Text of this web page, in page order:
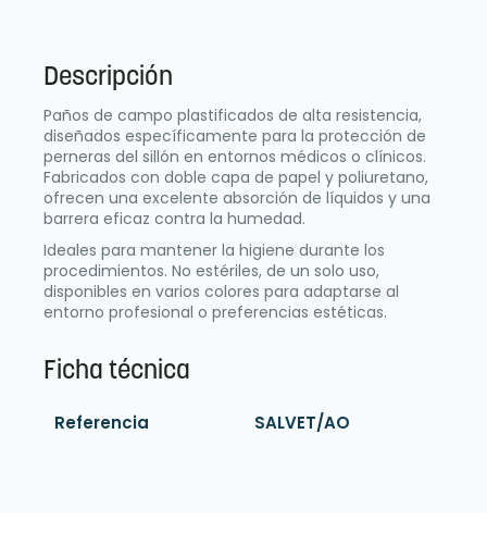
Descripción
Paños de campo plastificados de alta resistencia,
diseñados específicamente para la protección de
perneras del sillón en entornos médicos o clínicos.
Fabricados con doble capa de papel y poliuretano,
ofrecen una excelente absorción de líquidos y una
barrera eficaz contra la humedad.
Ideales para mantener la higiene durante los
procedimientos. No estériles, de un solo uso,
disponibles en varios colores para adaptarse al
entorno profesional o preferencias estéticas.
Ficha técnica
Referencia SALVET/AO